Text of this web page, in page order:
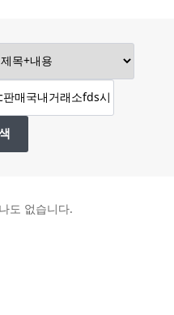
도 없습니다.